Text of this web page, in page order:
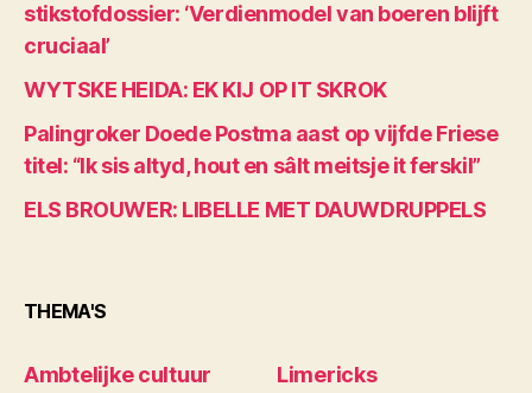
stikstofdossier: ‘Verdienmodel van boeren blijft
cruciaal’
WYTSKE HEIDA: EK KIJ OP IT SKROK
Palingroker Doede Postma aast op vijfde Friese
titel: “Ik sis altyd, hout en sâlt meitsje it ferskil”
ELS BROUWER: LIBELLE MET DAUWDRUPPELS
THEMA'S
Ambtelijke cultuur
Limericks